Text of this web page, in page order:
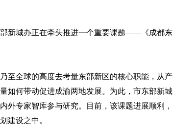
新城办正在牵头推进一个重要课题——《成都东
至全球的高度去考量东部新区的核心职能，从产
如何带动促进成渝两地发展。为此，市东部新城
外专家智库参与研究。目前，该课题进展顺利，
建设之中。